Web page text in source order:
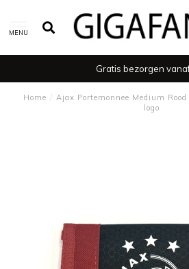
MENU
Gratis bezorgen
Home / Ajax Portemonnee Medium
logo